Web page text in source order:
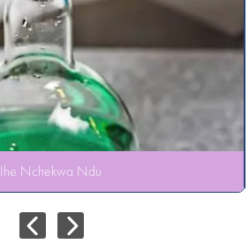
Ihe Nchekwa Ndu